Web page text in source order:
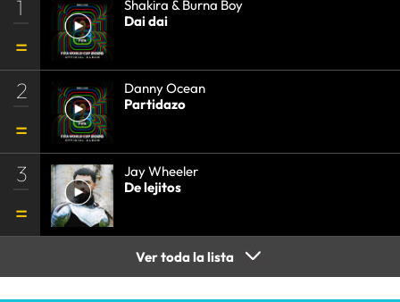
1
Shakira & Burna Boy
Dai dai
2
Danny Ocean
Partidazo
3
Jay Wheeler
De lejitos
Ver toda la lista